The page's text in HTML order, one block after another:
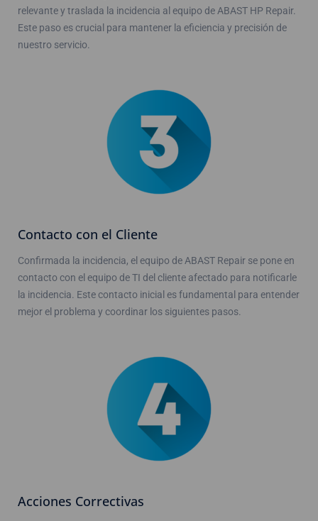
relevante y traslada la incidencia al equipo de ABAST HP Repair.
Este paso es crucial para mantener la eficiencia y precisión de
nuestro servicio.
Contacto con el Cliente
Confirmada la incidencia, el equipo de ABAST Repair se pone en
contacto con el equipo de TI del cliente afectado para notificarle
la incidencia. Este contacto inicial es fundamental para entender
mejor el problema y coordinar los siguientes pasos.
Acciones Correctivas